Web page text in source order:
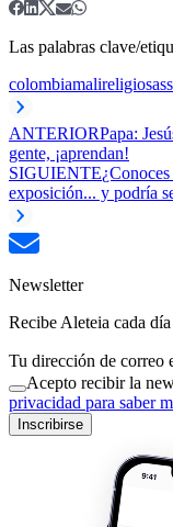
Las palabras clave/
colombiamalireligiosas
ANTERIORPapa:
gente, ¡aprendan!
SIGUIENTE
exposición... y podría
Newsletter
Recibe Aleteia cada
Tu dirección de correo
Acepto recibir la
privacidad para saber
Inscribirse